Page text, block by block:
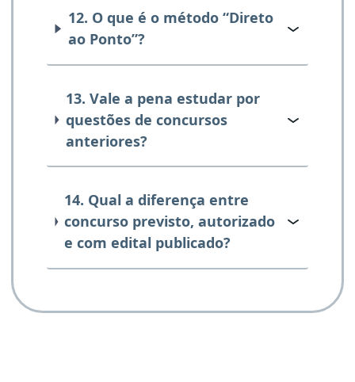
12. O que é o método “Direto
ao Ponto”?
13. Vale a pena estudar por
questões de concursos
anteriores?
14. Qual a diferença entre
concurso previsto, autorizado
e com edital publicado?